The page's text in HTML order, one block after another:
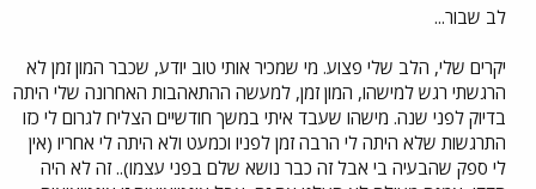
ילב שבור...
יקרים שלי, הלב שלי פצוע. מי שמכיר אותי טוב יודע, שכבר המון זמן לא
הרגשתי רגש למישהו, המון זמן, למעשה ההתאהבות האחרונה שלי היתה
בדיוק לפני שנה. מישהו שעבד איתי במשך חודשיים הצליח לגרום לי כזו
התרגשות שלא היתה לי הרבה זמן לפניו וכמעט ולא היתה לי אחריו (אין
לי ספק שהבעיה בי אבל זה כבר נושא שלם בפני עצמו).. זה לא היה